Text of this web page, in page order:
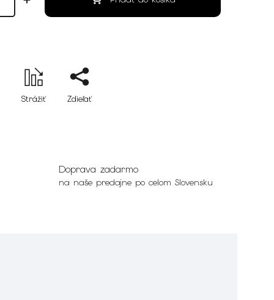
Strážiť Zdieľať
Doprava zadarmo
na naše predajne po celom Slovensku